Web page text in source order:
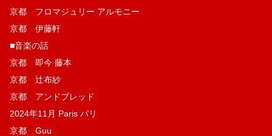
京都 フロマジュリー アルモニー
京都 伊藤軒
■音楽の話
京都 即今 藤本
京都 辻布紗
京都 アンドブレッド
2024年11月 Paris パリ
京都 Guu